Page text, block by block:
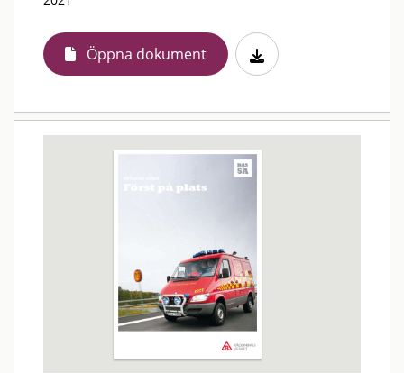
Öppna dokument